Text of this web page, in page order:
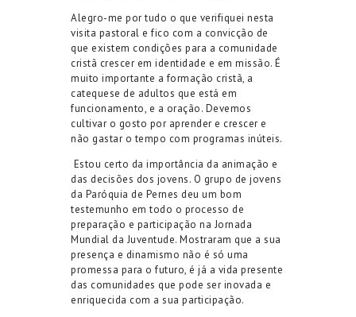
Alegro-me por tudo o que verifiquei nesta
visita pastoral e fico com a convicção de
que existem condições para a comunidade
cristã crescer em identidade e em missão. É
muito importante a formação cristã, a
catequese de adultos que está em
funcionamento, e a oração. Devemos
cultivar o gosto por aprender e crescer e
não gastar o tempo com programas inúteis.
Estou certo da importância da animação e
das decisões dos jovens. O grupo de jovens
da Paróquia de Pernes deu um bom
testemunho em todo o processo de
preparação e participação na Jornada
Mundial da Juventude. Mostraram que a sua
presença e dinamismo não é só uma
promessa para o futuro, é já a vida presente
das comunidades que pode ser inovada e
enriquecida com a sua participação.